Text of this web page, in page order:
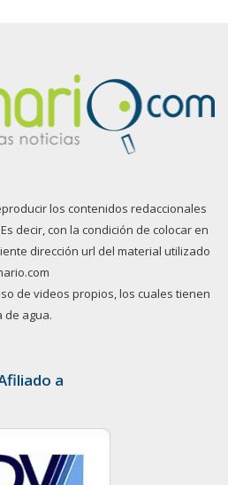
los contenidos redaccionales
decir, con la condición de colocar en
dirección url del material utilizado
de videos propios, los cuales tienen
de agua.
a